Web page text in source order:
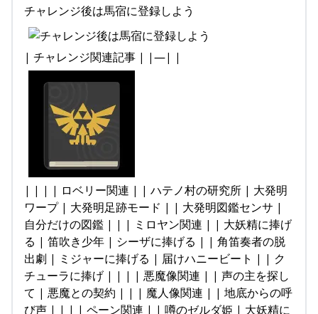
チャレンジ後は馬宿に登録しよう
| チャレンジ関連記事 | |—| |
| | | | ロベリー関連 | | ハテノ村の研究所 | 大発明
ワープ | 大発明足跡モード | | 大発明図鑑センサ |
自分だけの図鑑 | | | ミロヤン関連 | | 大妖精に捧げ
る | 笛吹き少年 | シーザに捧げる | | 角笛奏者の脱
出劇 | ミジャーに捧げる | 届けハニービート | | ク
チューラに捧げ | | | | 悪魔像関連 | | 声の主を探し
て | 悪魔との契約 | | | 魔人像関連 | | 地底からの呼
び声 | | | | ペーン関連 | | 噂のゼルダ姫 | 大妖精に